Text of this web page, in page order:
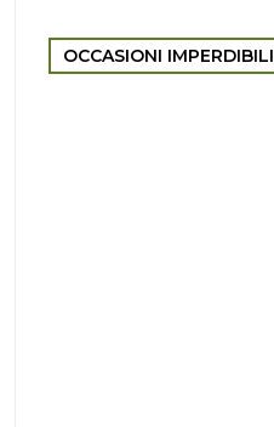
OCCASIONI IMPERDIBILI